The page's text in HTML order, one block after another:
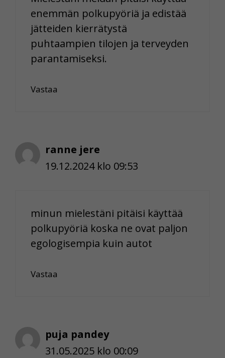
enemmän polkupyöriä ja edistää
jätteiden kierrätystä
puhtaampien tilojen ja terveyden
parantamiseksi.
Vastaa
ranne jere
19.12.2024 klo 09:53
minun mielestäni pitäisi käyttää
polkupyöriä koska ne ovat paljon
egologisempia kuin autot
Vastaa
puja pandey
31.05.2025 klo 00:09